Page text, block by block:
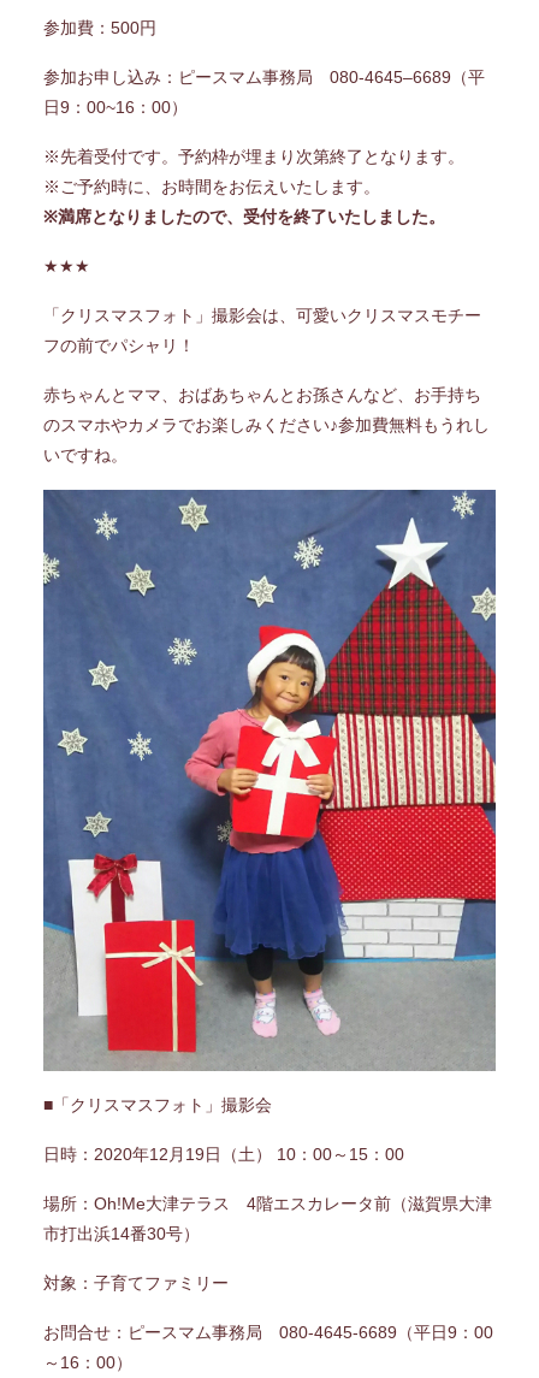
参加費：500円
参加お申し込み：ピースマム事務局 080-4645–6689（平
日9：00~16：00）
※先着受付です。予約枠が埋まり次第終了となります。
※ご予約時に、お時間をお伝えいたします。
※満席となりましたので、受付を終了いたしました。
★★★
「クリスマスフォト」撮影会は、可愛いクリスマスモチー
フの前でパシャリ！
赤ちゃんとママ、おばあちゃんとお孫さんなど、お手持ち
のスマホやカメラでお楽しみください♪参加費無料もうれし
いですね。
■「クリスマスフォト」撮影会
日時：2020年12月19日（土） 10：00～15：00
場所：Oh!Me大津テラス 4階エスカレータ前（滋賀県大津
市打出浜14番30号）
対象：子育てファミリー
お問合せ：ピースマム事務局 080-4645-6689（平日9：00
～16：00）